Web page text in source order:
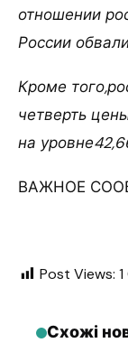
отношении
России
Кроме
четверть
на
ВАЖНОЕ
Post Views:
Схожі